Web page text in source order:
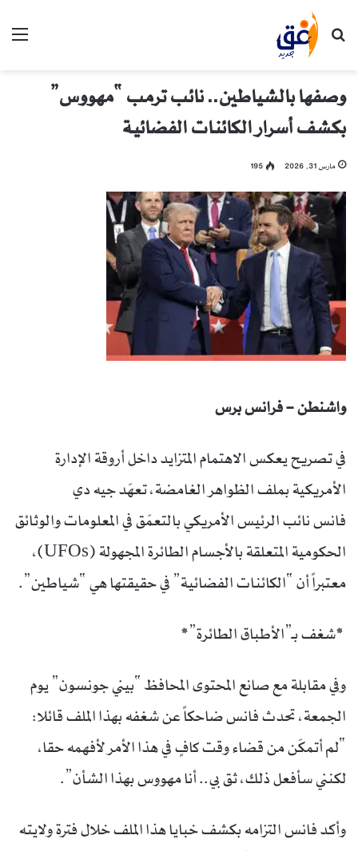
بحث عن
وصفها بالشياطين.. نائب ترمب “مهووس”
بكشف أسرار الكائنات الفضائية
مارس 31, 2026 195
واشنطن – فرانس برس
في تصريح يعكس الاهتمام المتزايد داخل أروقة الإدارة
الأمريكية بملف الظواهر الغامضة، تعهّد جيه دي
فانس نائب الرئيس الأمريكي بالتعمّق في المعلومات والوثائق
الحكومية المتعلقة بالأجسام الطائرة المجهولة (UFOs)،
معتبراً أن “الكائنات الفضائية” في حقيقتها هي “شياطين”.
*شغف بـ”الأطباق الطائرة”*
وفي مقابلة مع صانع المحتوى المحافظ “بيني جونسون” يوم
الجمعة، تحدث فانس ضاحكاً عن شغفه بهذا الملف قائلا:
“لم أتمكّن من قضاء وقت كافٍ في هذا الأمر لأفهمه حقا،
لكنني سأفعل ذلك، ثق بي.. أنا مهووس بهذا الشأن”.
وأكد فانس التزامه بكشف خبايا هذا الملف خلال فترة ولايته